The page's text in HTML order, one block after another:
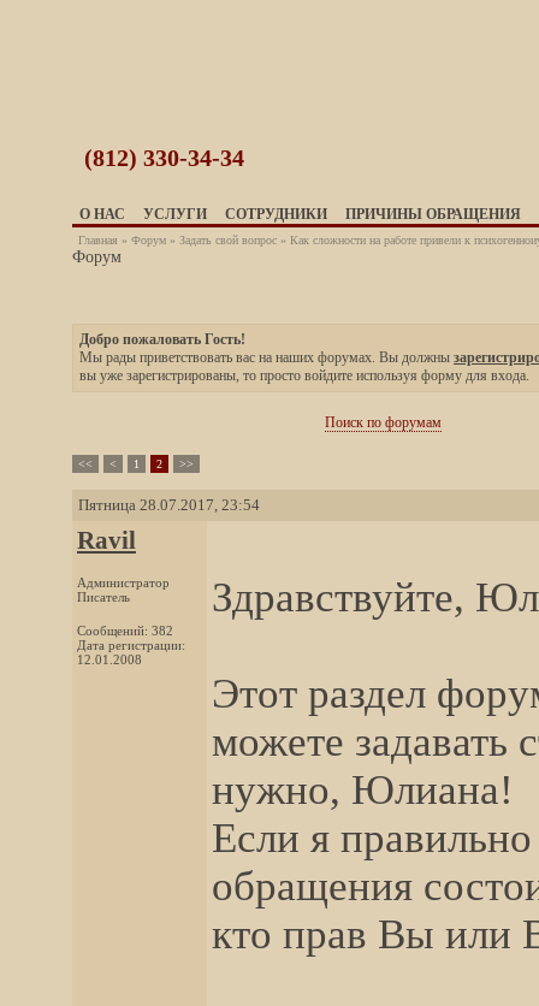
(812) 330-34-34
О НАС УСЛУГИ СОТРУДНИКИ ПРИЧИНЫ ОБРАЩЕНИЯ
Главная » Форум » Задать свой вопрос » Как сложности на работе привели к
Форум
Добро пожаловать Гость!
Мы рады приветствовать вас на наших форумах. Вы должны
вы уже зарегистрированы, то просто войдите используя форму для входа.
Поиск по форумам
<< < 1 2 >>
Пятница 28.07.2017, 23:54
Ravil
Администратор
Писатель
Сообщений: 382
Дата регистрации:
12.01.2008
Здравствуйте,
Этот раздел
можете задавать
нужно, Юлиана!
Если я
обращения
кто прав Вы